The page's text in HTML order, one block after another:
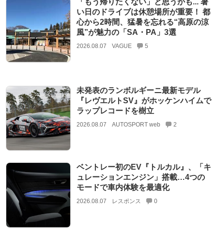
「もう帰りたくない」と思うかも... 暑
い日のドライブは休憩場所が重要！ 都
心から2時間、猛暑を忘れる“高原の涼
風”が魅力の「SA・PA」3選
2026.08.07 VAGUE 5
未発表のランボルギーニ最新モデル
『レヴエルトSV』がホッケンハイムで
ラップレコードを樹立
2026.08.07 AUTOSPORT web 2
ベントレー初のEV『トルカル』、「キ
ュレーションエンジン」搭載…4つの
モードで車内体験を最適化
2026.08.07 レスポンス 0